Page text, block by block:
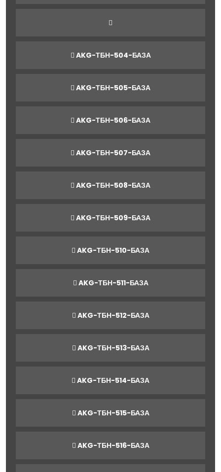
AKG-ТБН-504-БАЗА
AKG-ТБН-505-БАЗА
AKG-ТБН-506-БАЗА
AKG-ТБН-507-БАЗА
AKG-ТБН-508-БАЗА
AKG-ТБН-509-БАЗА
AKG-ТБН-510-БАЗА
AKG-ТБН-511-БАЗА
AKG-ТБН-512-БАЗА
AKG-ТБН-513-БАЗА
AKG-ТБН-514-БАЗА
AKG-ТБН-515-БАЗА
AKG-ТБН-516-БАЗА